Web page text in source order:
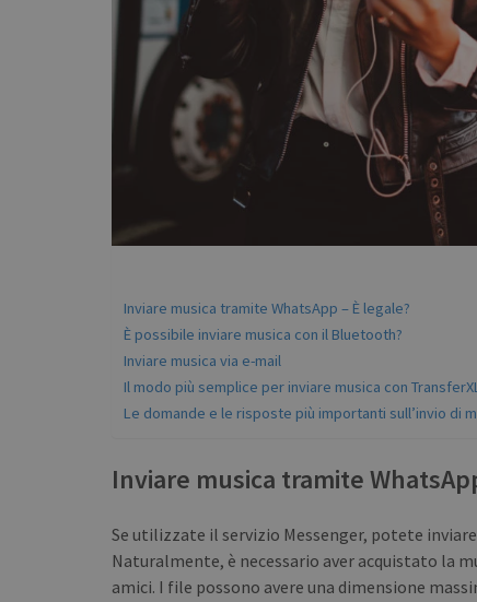
Inviare musica tramite WhatsApp – È legale?
È possibile inviare musica con il Bluetooth?
Inviare musica via e-mail
Il modo più semplice per inviare musica con
Le domande e le risposte più importanti sull’invio di
Inviare musica tramite
Se utilizzate il servizio Messenger, potete
Naturalmente, è necessario aver acquistato la
amici. I file possono avere una dimensione